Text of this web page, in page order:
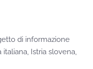
di informazione
Istria slovena,